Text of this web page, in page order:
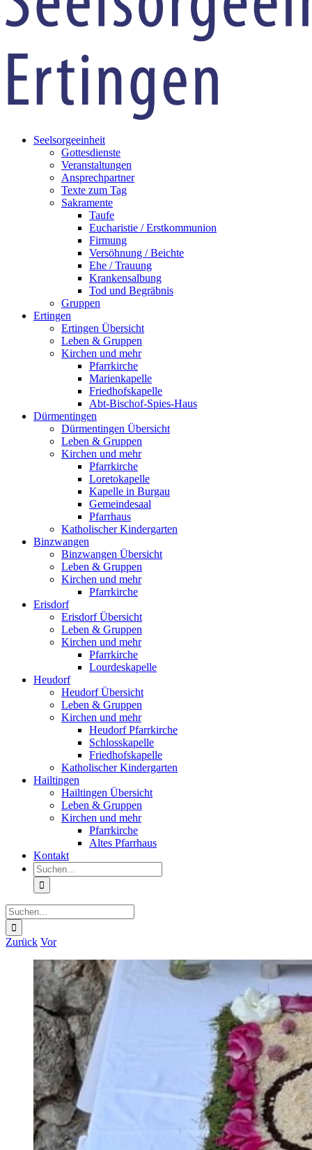
Seelsorgeeinheit
Gottesdienste
Veranstaltungen
Ansprechpartner
Texte zum Tag
Sakramente
Taufe
Eucharistie / Erstkommunion
Firmung
Versöhnung / Beichte
Ehe / Trauung
Krankensalbung
Tod und Begräbnis
Gruppen
Ertingen
Ertingen Übersicht
Leben & Gruppen
Kirchen und mehr
Pfarrkirche
Marienkapelle
Friedhofskapelle
Abt-Bischof-Spies-Haus
Dürmentingen
Dürmentingen Übersicht
Leben & Gruppen
Kirchen und mehr
Pfarrkirche
Loretokapelle
Kapelle in Burgau
Gemeindesaal
Pfarrhaus
Katholischer Kindergarten
Binzwangen
Binzwangen Übersicht
Leben & Gruppen
Kirchen und mehr
Pfarrkirche
Erisdorf
Erisdorf Übersicht
Leben & Gruppen
Kirchen und mehr
Pfarrkirche
Lourdeskapelle
Heudorf
Heudorf Übersicht
Leben & Gruppen
Kirchen und mehr
Heudorf Pfarrkirche
Schlosskapelle
Friedhofskapelle
Katholischer Kindergarten
Hailtingen
Hailtingen Übersicht
Leben & Gruppen
Kirchen und mehr
Pfarrkirche
Altes Pfarrhaus
Kontakt
Suche
nach:
Suche
nach:
Zurück Vor
Zeige
grösseres
Bild